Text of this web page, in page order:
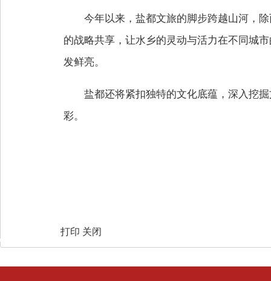
今年以来，盐都文旅的脚步跨越山河，
的战略共享，让水乡的灵动与活力在不同城
发鲜亮。
盐都还将紧扣独特的文化底蕴，深入挖
彩。
打印 关闭